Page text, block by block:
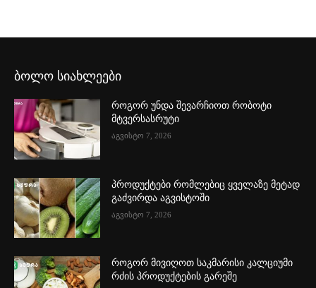
ბოლო სიახლეები
როგორ უნდა შევარჩიოთ რობოტი
მტვერსასრუტი
აგვისტო 7, 2026
პროდუქტები რომლებიც ყველაზე მეტად
გაძვირდა აგვისტოში
აგვისტო 7, 2026
როგორ მივიღოთ საკმარისი კალციუმი
რძის პროდუქტების გარეშე